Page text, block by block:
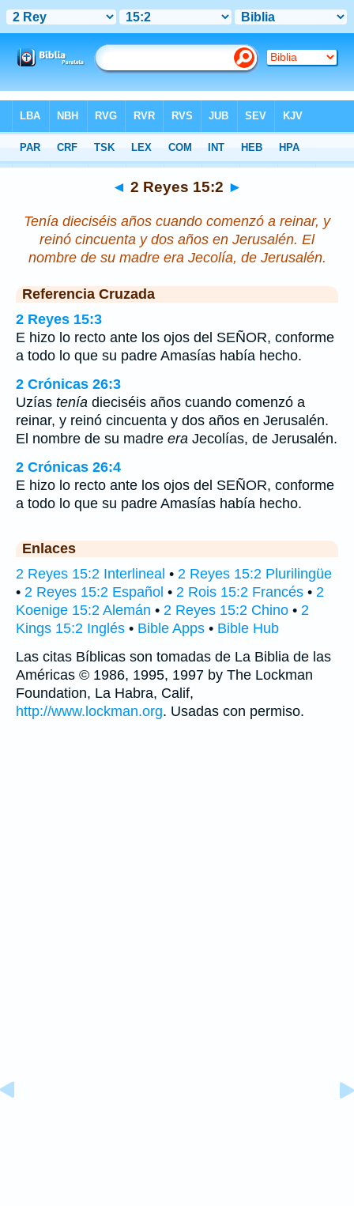
>2 Reyes Capítulo 15 > Verso 2
◄ 2 Reyes 15:2 ►
Tenía dieciséis años cuando comenzó a reinar, y
reinó cincuenta y dos años en Jerusalén. El
nombre de su madre eraJecolía, de Jerusalén.
Referencia Cruzada
2 Reyes 15:3
E hizo lo recto ante los ojos del SEÑOR, conforme
a todo lo que su padre Amasías había hecho.
2 Crónicas 26:3
Uzías tenía dieciséis años cuando comenzó a
reinar, y reinó cincuenta y dos años en Jerusalén.
El nombre de su madre era Jecolías, de Jerusalén.
2 Crónicas 26:4
E hizo lo recto ante los ojos del SEÑOR, conforme
a todo lo que su padre Amasías había hecho.
Enlaces
2 Reyes 15:2 Interlineal • 2 Reyes 15:2 Plurilingüe
• 2 Reyes 15:2 Español • 2 Rois 15:2 Francés • 2
Koenige 15:2 Alemán • 2 Reyes 15:2 Chino • 2
Kings 15:2 Inglés • Bible Apps • Bible Hub
Las citas Bíblicas son tomadas de La Biblia de las
Américas © 1986, 1995, 1997 by The Lockman
Foundation, La Habra, Calif,
http://www.lockman.org. Usadas con permiso.